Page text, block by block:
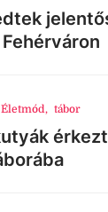
Életmód, tábor